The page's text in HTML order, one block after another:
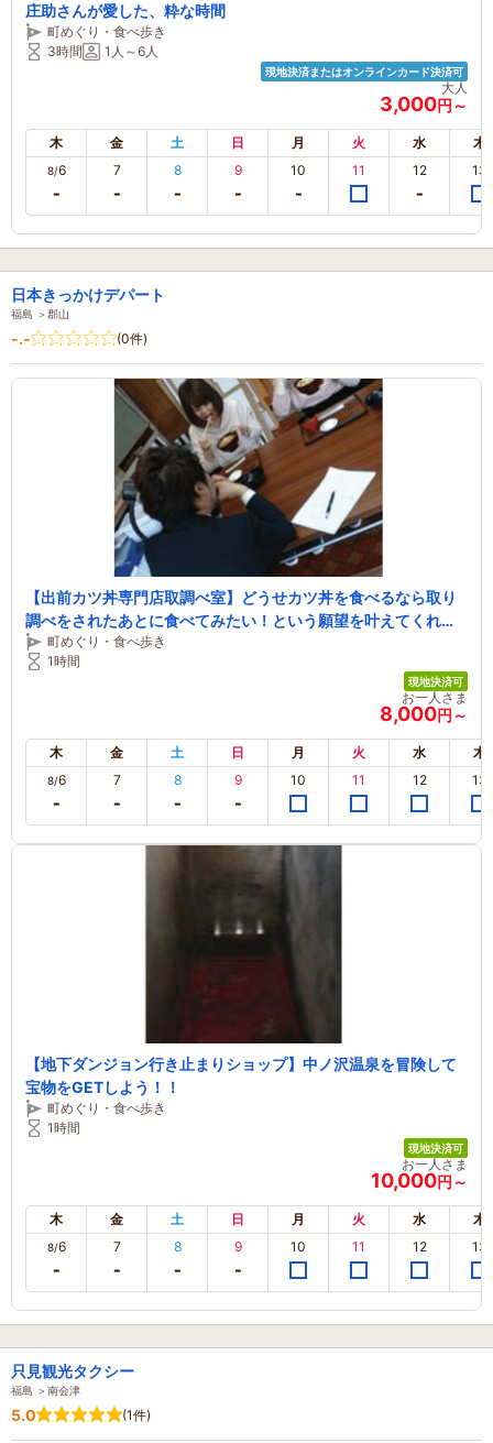
庄助さんが愛した、粋な時間
町めぐり・食べ歩き
3時間
1人～6人
現地決済またはオンラインカード決済可
大人
3,000円～
木 金 土 日 月 火 水 木
8/6 7 8 9 10 11 12 13
日本きっかけデパート
福島 ＞郡山
-.- (0件)
【出前カツ丼専門店取調べ室】どうせカツ丼を食べるなら取り
調べをされたあとに食べてみたい！という願望を叶えてくれる
地球唯一のお店！！
町めぐり・食べ歩き
1時間
現地決済可
お一人さま
8,000円～
木 金 土 日 月 火 水 木
8/6 7 8 9 10 11 12 13
【地下ダンジョン行き止まりショップ】中ノ沢温泉を冒険して
宝物をGETしよう！！
町めぐり・食べ歩き
1時間
現地決済可
お一人さま
10,000円～
木 金 土 日 月 火 水 木
8/6 7 8 9 10 11 12 13
只見観光タクシー
福島 ＞南会津
5.0 (1件)